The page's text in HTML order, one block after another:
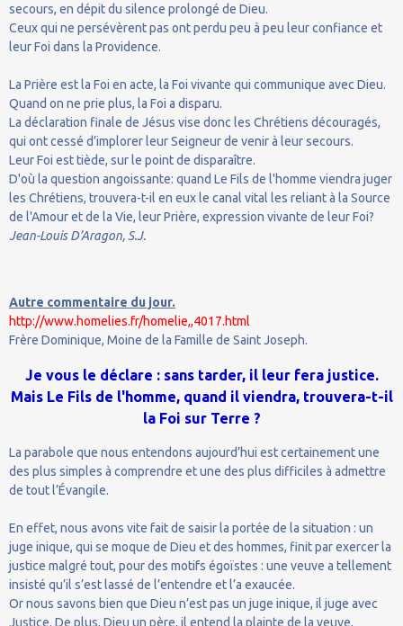
secours, en dépit du silence prolongé de Dieu.
Ceux qui ne persévèrent pas ont perdu peu à peu leur confiance et
leur Foi dans la Providence.
La Prière est la Foi en acte, la Foi vivante qui communique avec Dieu.
Quand on ne prie plus, la Foi a disparu.
La déclaration finale de Jésus vise donc les Chrétiens découragés,
qui ont cessé d’implorer leur Seigneur de venir à leur secours.
Leur Foi est tiède, sur le point de disparaître.
D'où la question angoissante: quand Le Fils de l'homme viendra juger
les Chrétiens, trouvera-t-il en eux le canal vital les reliant à la Source
de l'Amour et de la Vie, leur Prière, expression vivante de leur Foi?
Jean-Louis D’Aragon, S.J.
Autre commentaire du jour.
http://www.homelies.fr/homelie,,4017.html
Frère Dominique, Moine de la Famille de Saint Joseph.
Je vous le déclare : sans tarder, il leur fera justice.
Mais Le Fils de l'homme, quand il viendra, trouvera-t-il
la Foi sur Terre ?
La parabole que nous entendons aujourd’hui est certainement une
des plus simples à comprendre et une des plus difficiles à admettre
de tout l’Évangile.
En effet, nous avons vite fait de saisir la portée de la situation : un
juge inique, qui se moque de Dieu et des hommes, finit par exercer la
justice malgré tout, pour des motifs égoïstes : une veuve a tellement
insisté qu’il s’est lassé de l’entendre et l’a exaucée.
Or nous savons bien que Dieu n’est pas un juge inique, il juge avec
Justice. De plus, Dieu un père, il entend la plainte de la veuve,